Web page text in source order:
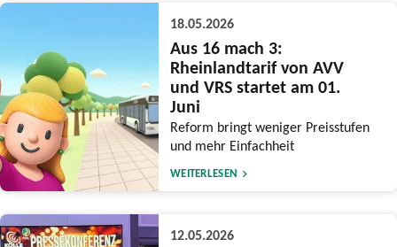
18.05.2026
Aus 16 mach 3:
Rheinlandtarif von AVV
und VRS startet am 01.
Juni
Reform bringt weniger Preisstufen
und mehr Einfachheit
WEITERLESEN
12.05.2026